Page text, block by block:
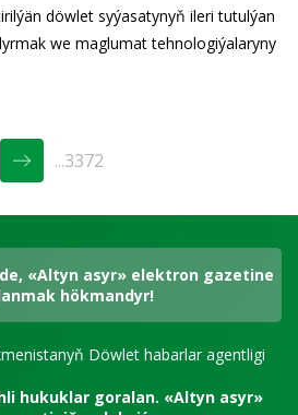
döwlet syýasatynyň ileri tutulýan
we maglumat tehnologiýalaryny
...3372
«Altyn asyr» elektron gazetine
hökmandyr!
Döwlet habarlar agentligi
hukuklar goralan. «Altyn asyr»